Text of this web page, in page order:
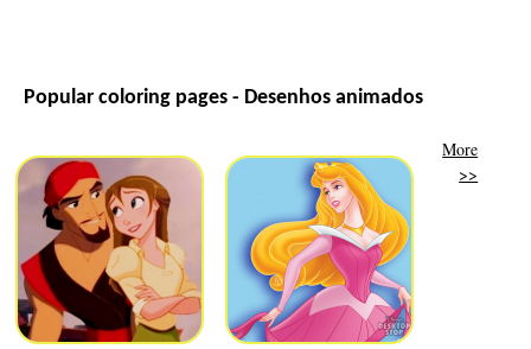
Popular coloring pages - Desenhos animados
More
>>